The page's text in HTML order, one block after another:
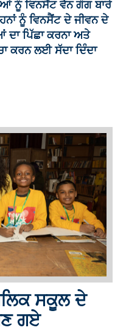
ਨੂੰ ਵਿਨਸੈਂਟ ਵੈਨ ਗੌਗ ਬਾਰੇ
ਨੂੰ ਵਿਨਸੈਂਟ ਦੇ ਜੀਵਨ ਦੇ
ਦਾ ਪਿੱਛਾ ਕਰਨਾ ਅਤੇ
ਕਰਨ ਲਈ ਸੱਦਾ ਦਿੰਦਾ
ਸਕੂਲ ਦੇ
ਗਏ